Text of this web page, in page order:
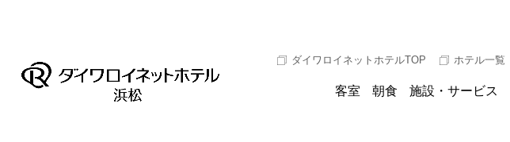
ダイワロイネットホテルTOP ホテル一覧
客室 朝食 施設・サービス